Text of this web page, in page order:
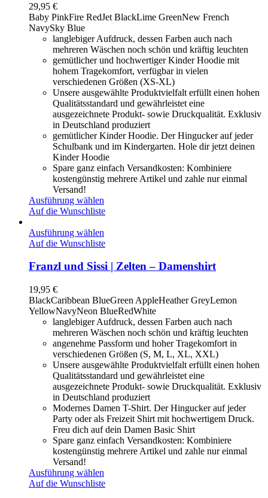
29,95 €
Baby PinkFire RedJet BlackLime GreenNew French
NavySky Blue
langlebiger Aufdruck, dessen Farben auch nach
mehreren Wäschen noch schön und kräftig leuchten
gemütlicher und hochwertiger Kinder Hoodie mit
hohem Tragekomfort, verfügbar in vielen
verschiedenen Größen (XS-XL)
Unsere ausgewählte Produktvielfalt erfüllt einen hohen
Qualitätsstandard und gewährleistet eine
ausgezeichnete Produkt- sowie Druckqualität. Exklusiv
in Deutschland produziert
gemütlicher Kinder Hoodie. Der Hingucker auf jeder
Schulbank und im Kindergarten. Hole dir jetzt deinen
Kinder Hoodie
Spare ganz einfach Versandkosten: Kombiniere
kostengünstig mehrere Artikel und zahle nur einmal
Versand!
Ausführung wählen
Auf die Wunschliste
Ausführung wählen
Auf die Wunschliste
Franzl und Sissi | Zelten – Damenshirt
19,95 €
BlackCaribbean BlueGreen AppleHeather GreyLemon
YellowNavyNeon BlueRedWhite
langlebiger Aufdruck, dessen Farben auch nach
mehreren Wäschen noch schön und kräftig leuchten
angenehme Passform und hoher Tragekomfort in
verschiedenen Größen (S, M, L, XL, XXL)
Unsere ausgewählte Produktvielfalt erfüllt einen hohen
Qualitätsstandard und gewährleistet eine
ausgezeichnete Produkt- sowie Druckqualität. Exklusiv
in Deutschland produziert
Modernes Damen T-Shirt. Der Hingucker auf jeder
Party oder als Freizeit Shirt mit hochwertigem Druck.
Freu dich auf dein Damen Basic Shirt
Spare ganz einfach Versandkosten: Kombiniere
kostengünstig mehrere Artikel und zahle nur einmal
Versand!
Ausführung wählen
Auf die Wunschliste